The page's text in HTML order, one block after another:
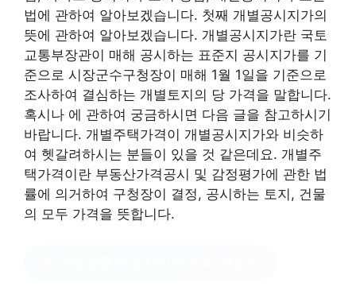
법에 관하여 알아보겠습니다. 첫째 개별공시지가의
뜻에 관하여 알아보겠습니다. 개별공시지가란 국토
교통부장관이 매해 공시하는 표준지 공시지가를 기
준으로 시장군수구청장이 매해 1월 1일을 기준으로
조사하여 결심하는 개별토지의 당 가격을 말합니다.
혹시나 에 관하여 궁금하시면 다음 글을 참고하시기
바랍니다. 개별주택가격이 개별공시지가와 비슷하
여 헷갈려하시는 분들이 있을 것 같은데요. 개별주
택가격이란 부동산가격공시 및 감정평가에 관한 법
률에 의거하여 구청장이 결정, 공시하는 토지, 건물
의 모두 가격을 뜻합니다.